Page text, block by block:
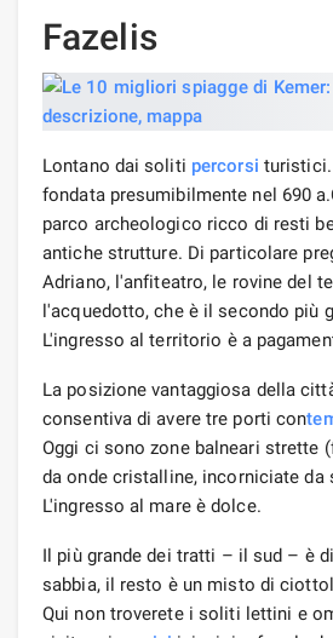
Fazelis
Lontano dai soliti percorsi
fondata presumibilmente nel 690
parco archeologico ricco di resti
antiche strutture. Di particolare
Adriano, l'anfiteatro, le rovine del
l'acquedotto, che è il secondo più
L'ingresso al territorio è a
La posizione vantaggiosa della
consentiva di avere tre porti con
Oggi ci sono zone balneari strette
da onde cristalline, incorniciate da
L'ingresso al mare è dolce.
Il più grande dei tratti – il sud – è
sabbia, il resto è un misto di
Qui non troverete i soliti lettini e